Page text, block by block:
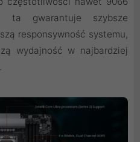
ta gwarantuje szybsze
responsywność systemu,
wydajność w najbardziej